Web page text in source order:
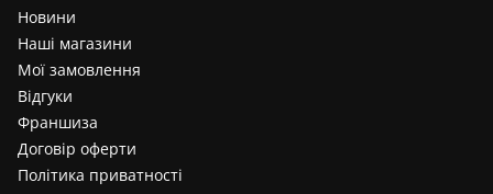
Новини
Наші магазини
Мої замовлення
Відгуки
Франшиза
Договір оферти
Політика приватності